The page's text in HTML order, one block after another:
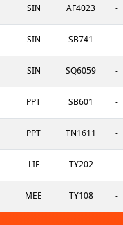
SIN AF4023 -
SIN SB741 -
SIN SQ6059 -
PPT SB601 -
PPT TN1611 -
LIF TY202 -
MEE TY108 -